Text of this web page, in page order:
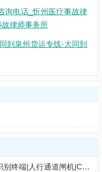
询电话_忻州医疗事故律
律师事务所
到泉州货运专线-大同到
新巢天诚-产品中心 智慧通行|人脸识别终端|人行通道闸机|CAT.1智能门锁|LORA智能门锁|UNB联网锁|NB人脸智能门锁|WiFi无线物联网锁|人才公寓管理系统|智慧公寓管理系统